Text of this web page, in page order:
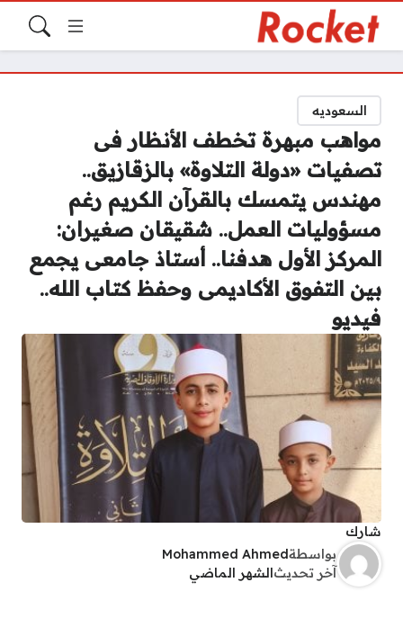
السعوديه
مواهب مبهرة تخطف الأنظار فى
تصفيات «دولة التلاوة» بالزقازيق..
مهندس يتمسك بالقرآن الكريم رغم
مسؤوليات العمل.. شقيقان صغيران:
المركز الأول هدفنا.. أستاذ جامعى يجمع
بين التفوق الأكاديمى وحفظ كتاب الله..
فيديو
شارك
بواسطةMohammed Ahmed
آخر تحديث الشهر الماضي